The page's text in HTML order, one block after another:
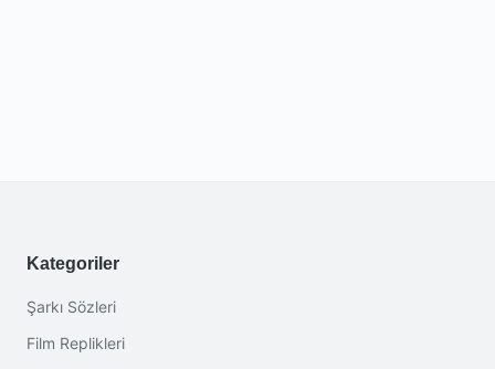
Kategoriler
Şarkı Sözleri
Film Replikleri